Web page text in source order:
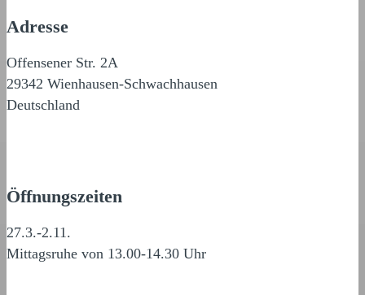
Adresse
Offensener Str. 2A
29342 Wienhausen-Schwachhausen
Deutschland
Öffnungszeiten
27.3.-2.11.
Mittagsruhe von 13.00-14.30 Uhr